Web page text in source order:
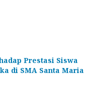
Prestasi Siswa
di SMA Santa Maria